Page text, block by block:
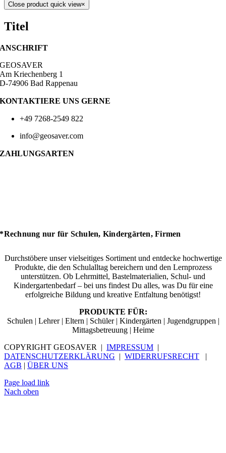
Close product quick view×
Titel
ANSCHRIFT
GEOSAVER
Am Kriechenberg 1
D-74906 Bad Rappenau
KONTAKTIERE UNS GERNE
+49 7268-2549 822
info@geosaver.com
ZAHLUNGSARTEN
*Rechnung nur für Schulen, Kindergärten, Firmen
Durchstöbere unser vielseitiges Sortiment und entdecke hochwertige
Produkte, die den Schulalltag bereichern und den Lernprozess
unterstützen. Ob Lehrmittel, Bastelmaterialien, Schul- und
Kindergartenbedarf – bei uns findest Du alles, was Du für eine
erfolgreiche Bildung und kreative Entfaltung benötigst!
PRODUKTE FÜR:
Schulen | Lehrer | Eltern | Schüler | Kindergärten | Jugendgruppen |
Mittagsbetreuung | Heime
COPYRIGHT GEOSAVER | IMPRESSUM |
DATENSCHUTZERKLÄRUNG | WIDERRUFSRECHT |
AGB | ÜBER UNS
Page load link
Nach oben